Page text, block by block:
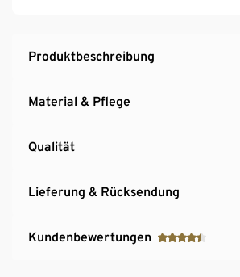
Produktbeschreibung
Material & Pflege
Qualität
Lieferung & Rücksendung
Kundenbewertungen